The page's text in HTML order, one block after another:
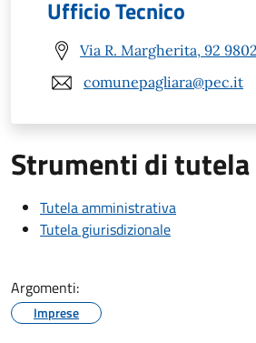
Ufficio Tecnico
Via R. Margherita, 92
comunepagliara@pec.it
Strumenti di tutela
Tutela amministrativa
Tutela giurisdizionale
Argomenti:
Imprese